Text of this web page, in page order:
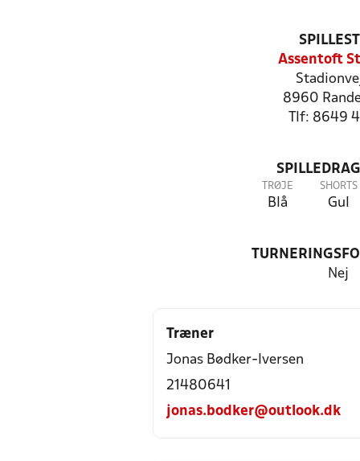
Assentoft
8960
Tlf: 8649
TRØJE
Blå
SHORTS
Gul
Nej
Træner
Jonas Bødker-Iversen
21480641
jonas.bodker@outlook.dk